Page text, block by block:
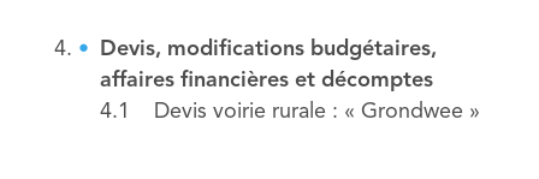
Devis, modifications budgétaires,
affaires financières et décomptes
4.1 Devis voirie rurale : « Grondwee »